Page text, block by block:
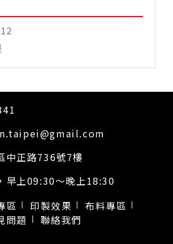
中正路736號7樓
早上09:30～晚上18:30
區 印製效果
布料專區
問題 聯絡我們